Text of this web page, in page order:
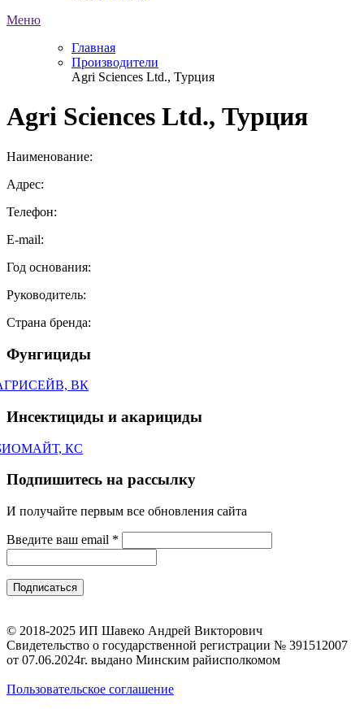
Меню
Главная
Производители
Agri Sciences Ltd., Турция
Agri Sciences Ltd., Турция
Наименование:
Адрес:
Телефон:
E-mail:
Год основания:
Руководитель:
Страна бренда:
Фунгициды
ВК
Инсектициды и акарициды
КС
Подпишитесь на рассылку
И получайте первым все обновления сайта
Введите ваш email *
© 2018-2025 ИП Шавеко Андрей Викторович
Свидетельство о государственной регистрации № 391512007
от 07.06.2024г. выдано Минским райисполкомом
Пользовательское соглашение